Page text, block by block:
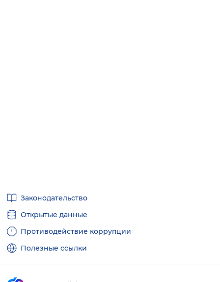
ссылкиЗаконодательство
Открытые данные
Противодействие коррупции
Полезные ссылки